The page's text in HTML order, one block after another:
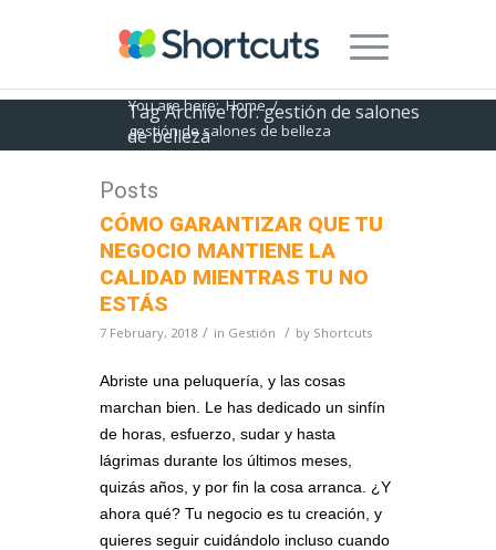
Tag Archive for: gestión de salones
de belleza
You are here: Home /
gestión de salones de belleza
Posts
CÓMO GARANTIZAR QUE TU
NEGOCIO MANTIENE LA
CALIDAD MIENTRAS TU NO
ESTÁS
7 February, 2018 / in Gestión / by Shortcuts
Abriste una peluquería, y las cosas
marchan bien. Le has dedicado un sinfín
de horas, esfuerzo, sudar y hasta
lágrimas durante los últimos meses,
quizás años, y por fin la cosa arranca. ¿Y
ahora qué? Tu negocio es tu creación, y
quieres seguir cuidándolo incluso cuando